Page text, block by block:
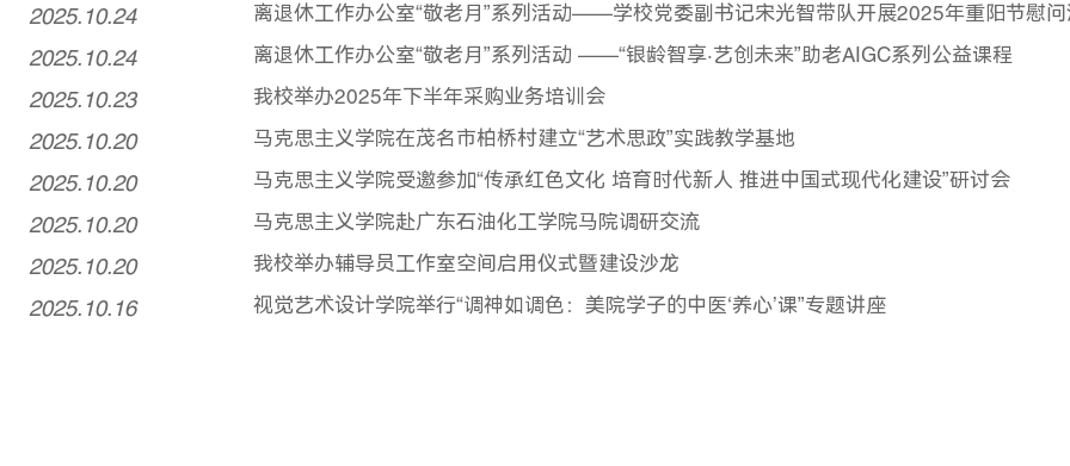
2025.10.24 离退休工作办公室“敬老月”系列活动——学校党委副书记宋光智带队开展2025年重阳节慰
2025.10.24 离退休工作办公室“敬老月”系列活动 ——“银龄智享·艺创未来”助老AIGC系列公益课程
2025.10.23 我校举办2025年下半年采购业务培训会
2025.10.20 马克思主义学院在茂名市柏桥村建立“艺术思政”实践教学基地
2025.10.20 马克思主义学院受邀参加“传承红色文化 培育时代新人 推进中国式现代化建设”研讨会
2025.10.20 马克思主义学院赴广东石油化工学院马院调研交流
2025.10.20 我校举办辅导员工作室空间启用仪式暨建设沙龙
2025.10.16 视觉艺术设计学院举行“调神如调色：美院学子的中医‘养心’课”专题讲座